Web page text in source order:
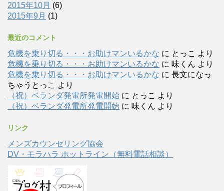
2015年10月 (6)
2015年9月 (1)
最近のコメント
危機を乗り切る・・・お助けマンいるかな に とっこ より
危機を乗り切る・・・お助けマンいるかな に 味くん より
危機を乗り切る・・・お助けマンいるかな に 長文になっ
ちゃうとっこ より
（祝）ベランダ発電所発電開始 に とっこ より
（祝）ベランダ発電所発電開始 に 味くん より
リンク
メンズカウンセリング協会
DV・モラハラ ホットライン（無料電話相談）